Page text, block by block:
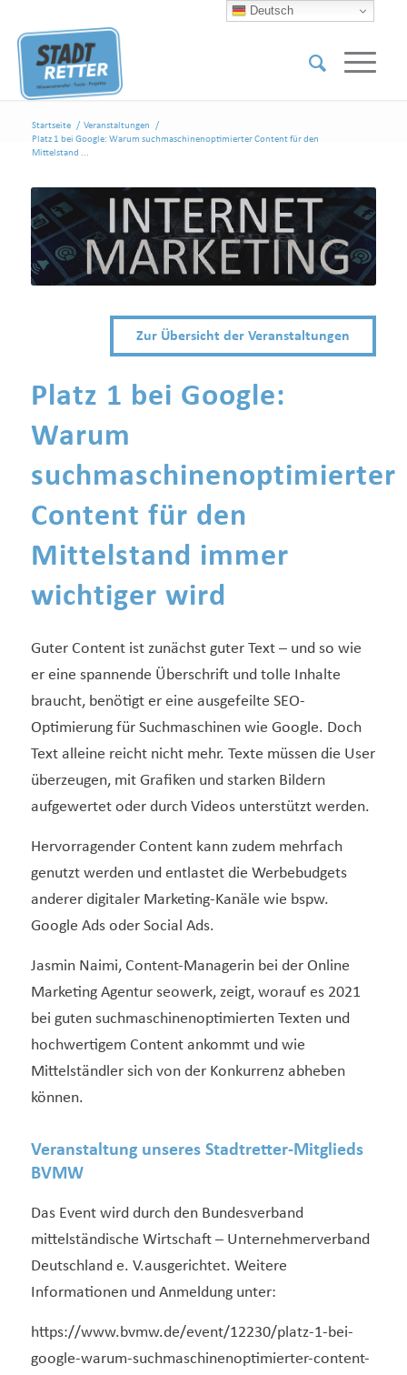
Startseite / Veranstaltungen
/
Platz 1 bei Google: Warum suchmaschinenoptimierter Content für den
Mittelstand ...
Zur Übersicht der Veranstaltungen
Platz 1 bei Google:
Warum
suchmaschinenoptimierter
Content für den
Mittelstand immer
wichtiger wird
Guter Content ist zunächst guter Text – und so wie
er eine spannende Überschrift und tolle Inhalte
braucht, benötigt er eine ausgefeilte SEO-
Optimierung für Suchmaschinen wie Google. Doch
Text alleine reicht nicht mehr. Texte müssen die User
überzeugen, mit Grafiken und starken Bildern
aufgewertet oder durch Videos unterstützt werden.
Hervorragender Content kann zudem mehrfach
genutzt werden und entlastet die Werbebudgets
anderer digitaler Marketing-Kanäle wie bspw.
Google Ads oder Social Ads.
Jasmin Naimi, Content-Managerin bei der Online
Marketing Agentur seowerk, zeigt, worauf es 2021
bei guten suchmaschinenoptimierten Texten und
hochwertigem Content ankommt und wie
Mittelständler sich von der Konkurrenz abheben
können.
Veranstaltung unseres Stadtretter-Mitglieds
BVMW
Das Event wird durch den Bundesverband
mittelständische Wirtschaft – Unternehmerverband
Deutschland e. V.ausgerichtet. Weitere
Informationen und Anmeldung unter:
https://www.bvmw.de/event/12230/platz-1-bei-
google-warum-suchmaschinenoptimierter-content-
Deutsch